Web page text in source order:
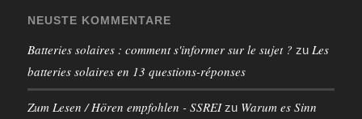
NEUSTE KOMMENTARE
Batteries solaires : comment s'informer sur le sujet ? zu Les
batteries solaires en 13 questions-réponses
Zum Lesen / Hören empfohlen - SSREIzu Warum es Sinn